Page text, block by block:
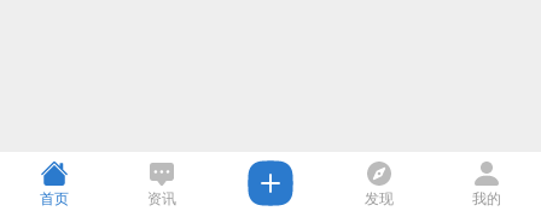
首页 资讯 发现 我的